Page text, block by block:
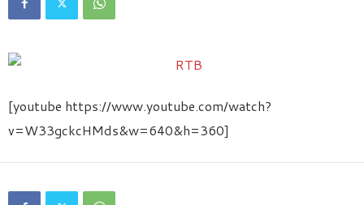
[youtube https://www.youtube.com/watch?
v=W33gckcHMds&w=640&h=360]